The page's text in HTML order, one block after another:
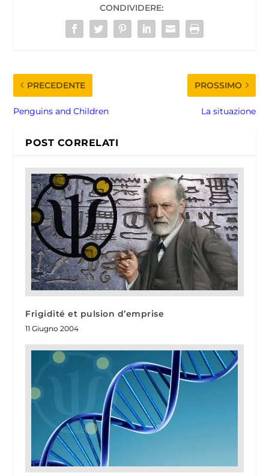
CONDIVIDERE:
PRECEDENTE
Penguins and Children
PROSSIMO
La situazione
POST CORRELATI
Frigidité et pulsion d’emprise
11 Giugno 2004